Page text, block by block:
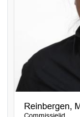
Reinbergen,